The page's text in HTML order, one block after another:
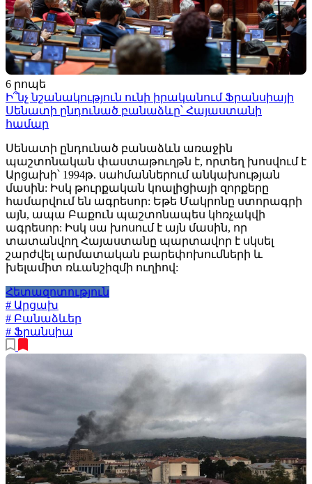
6 րոպե
Ի՞նչ նշանակություն ունի իրականում Ֆրանսիայի
Սենատի ընդունած բանաձևը՝ Հայաստանի
համար
Սենատի ընդունած բանաձևն առաջին
պաշտոնական փաստաթուղթն է, որտեղ խոսվում է
Արցախի՝ 1994թ. սահմաններում անկախության
մասին: Իսկ թուրքական կոալիցիայի զորքերը
համարվում են ագրեսոր: Եթե Մակրոնը ստորագրի
այն, ապա Բաքուն պաշտոնապես կհռչակվի
ագրեսոր: Իսկ սա խոսում է այն մասին, որ
տատանվող Հայաստանը պարտավոր է սկսել
շարժվել արմատական բարեփոխումների և
խելամիտ ռևանշիզմի ուղիով:
Հետազոտություն
# Արցախ
# Բանաձևեր
# Ֆրանսիա